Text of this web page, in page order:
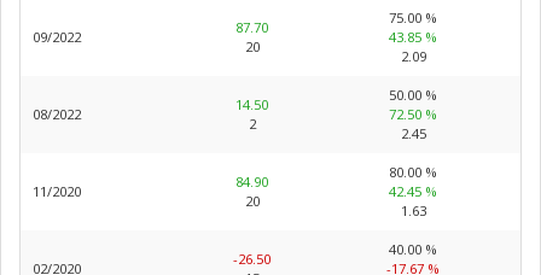
09/2022
87.70
20
75.00 %
43.85 %
2.09
08/2022
14.50
2
50.00 %
72.50 %
2.45
11/2020
84.90
20
80.00 %
42.45 %
1.63
02/2020
-26.50
40.00 %
-17.67 %